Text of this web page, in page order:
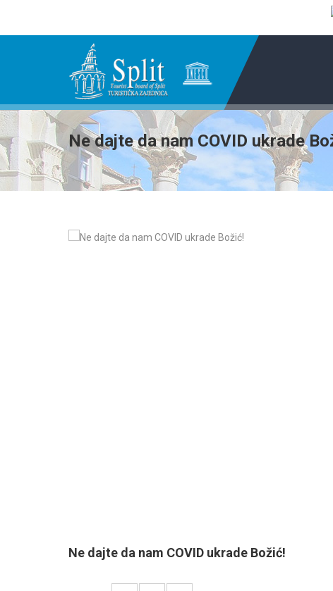
Ne dajte da nam COVID ukrade
Ne dajte da nam COVID ukrade Božić!